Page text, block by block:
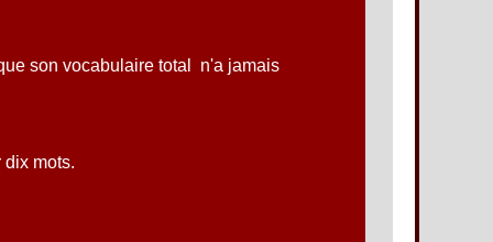
son vocabulaire total n'a jamais
mots.